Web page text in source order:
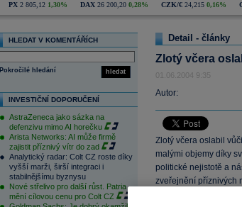
PX 2 805,12 1,30% DAX 26 200,20 0,28% CZK/€ 24,215 0,16%
HLEDAT V KOMENTÁŘÍCH
hledat
Pokročilé hledání
INVESTIČNÍ DOPORUČENÍ
AstraZeneca jako sázka na
defenzivu mimo AI horečku
Arista Networks: AI může firmě
zajistit příznivý vítr do zad
Analytický radar: Colt CZ roste díky
vyšší marži, širší integraci i
stabilnějšímu byznysu
Nové střelivo pro další růst. Patria
mění cílovou cenu pro Colt CZ
Detail - články
Zlotý včera
01.06.2004 9:35
Autor:
Zlotý včera oslabil
malými objemy díky
politické nejistotě a
zveřejnění příznivých